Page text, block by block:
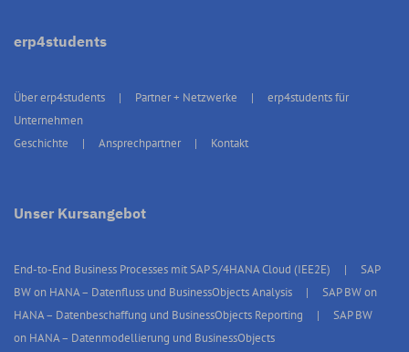
erp4students
Über erp4students Partner + Netzwerke
erp4students für
Unternehmen
Geschichte
Ansprechpartner Kontakt
Unser Kursangebot
End-to-End Business Processes mit SAP S/4HANA Cloud (IEE2E)
SAP
BW on HANA – Datenfluss und BusinessObjects Analysis
SAP BW on
HANA – Datenbeschaffung und BusinessObjects Reporting
SAP BW
on HANA – Datenmodellierung und BusinessObjects